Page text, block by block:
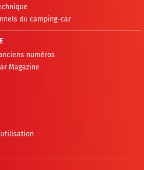
du camping-car
numéros
Magazine